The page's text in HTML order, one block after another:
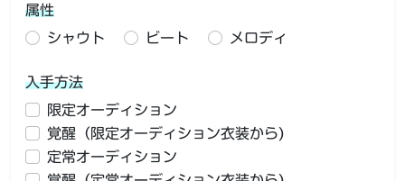
属性
シャウト
ビート メロディ
入手方法
限定オーディション
覚醒（限定オーディション衣装から)
定常オーディション